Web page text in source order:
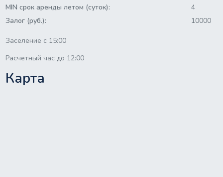
MIN срок аренды летом (суток):
4
Залог (руб.):
10000
Заселение с 15:00
Расчетный час до 12:00
Карта